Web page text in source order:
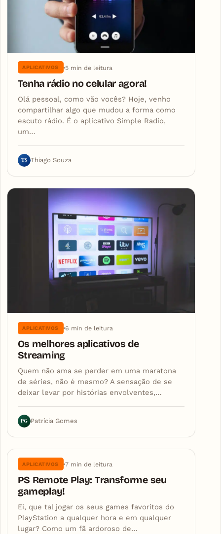
APLICATIVOS 5 min de leitura
Tenha rádio no celular agora!
Olá pessoal, como vão vocês? Hoje, venho
compartilhar algo que mudou a forma como
escuto rádio. É o aplicativo Simple Radio,
um…
TS Thiago Souza
APLICATIVOS 6 min de leitura
Os melhores aplicativos de
Streaming
Quem não ama se perder em uma maratona
de séries, não é mesmo? A sensação de se
deixar levar por histórias envolventes,…
PG Patrícia Gomes
APLICATIVOS 7 min de leitura
PS Remote Play: Transforme seu
gameplay!
Ei, que tal jogar os seus games favoritos do
PlayStation a qualquer hora e em qualquer
lugar? Como um fã ardoroso de…